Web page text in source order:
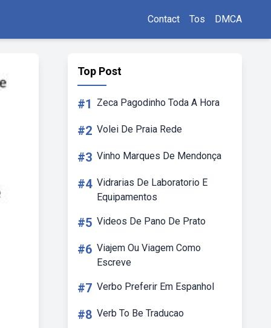
Contact Tos DMCA
Top Post
#1 Zeca Pagodinho Toda A Hora
#2 Volei De Praia Rede
#3 Vinho Marques De Mendonça
#4 Vidrarias De Laboratorio E
Equipamentos
#5 Videos De Pano De Prato
#6 Viajem Ou Viagem Como
Escreve
#7 Verbo Preferir Em Espanhol
#8 Verb To Be Traducao